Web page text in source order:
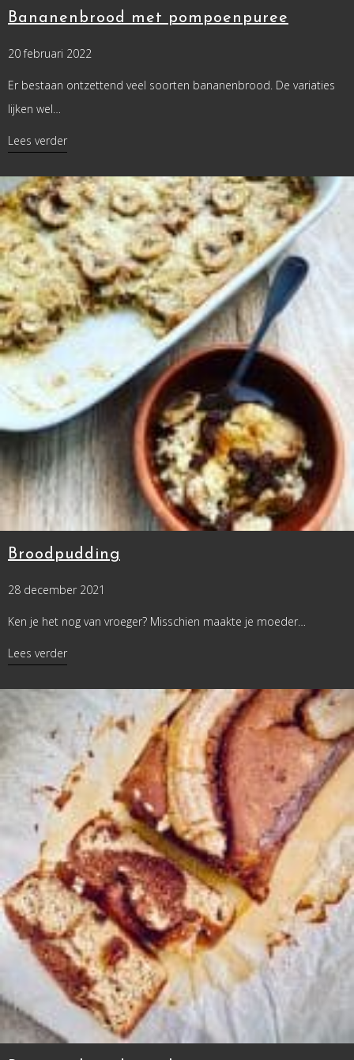
Bananenbrood met pompoenpuree
20 februari 2022
Er bestaan ontzettend veel soorten bananenbrood. De variaties
lijken wel…
Lees verderabout Bananenbrood met pompoenpuree
Broodpudding
28 december 2021
Ken je het nog van vroeger? Misschien maakte je moeder…
Lees verderabout Broodpudding